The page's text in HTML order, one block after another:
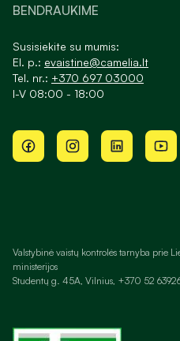
BENDRAUKIME
Susisiekite su mumis:
El. p.: evaistine@camelia.lt
Tel. nr.: +370 697 03000
I-V 08:00 - 18:00
Valstybinė vaistų kontrolės tarnyba prie
ministerijos
Studentų g. 45A, Vilnius, +370 52